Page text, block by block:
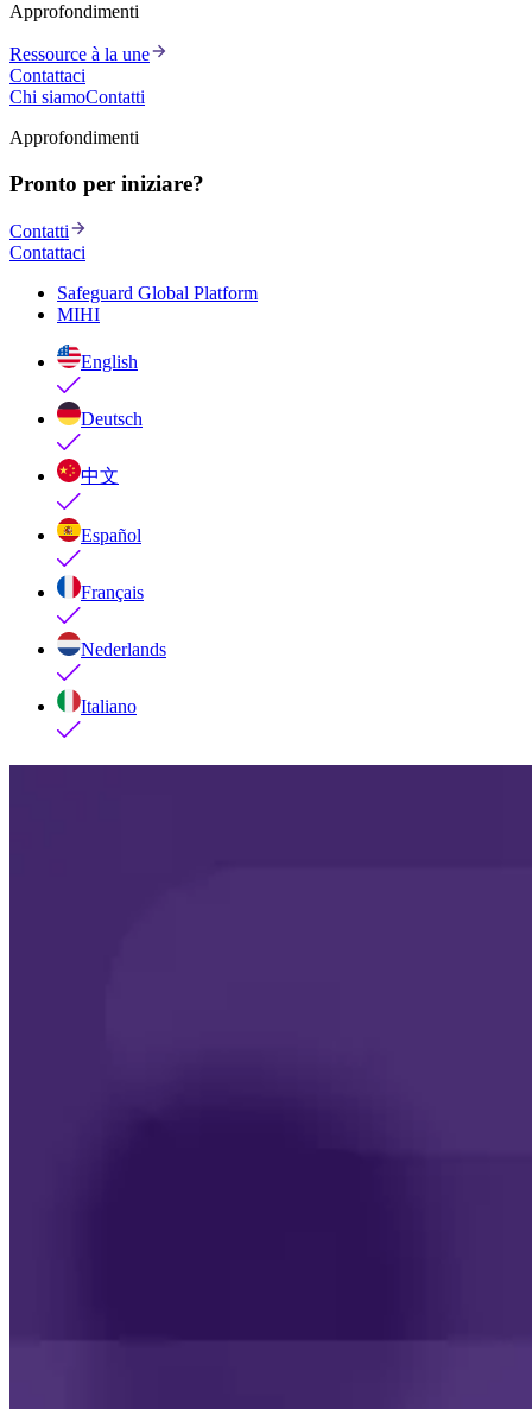
Approfondimenti
Ressource à la une
Contattaci
Chi siamoContatti
Approfondimenti
Pronto per iniziare?
Contatti
Contattaci
Safeguard Global Platform
MIHI
English
Deutsch
中文
Español
Français
Nederlands
Italiano